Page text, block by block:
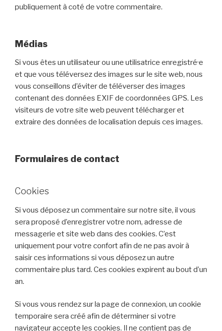
publiquement à coté de votre commentaire.
Médias
Si vous êtes un utilisateur ou une utilisatrice enregistré·e
et que vous téléversez des images sur le site web, nous
vous conseillons d’éviter de téléverser des images
contenant des données EXIF de coordonnées GPS. Les
visiteurs de votre site web peuvent télécharger et
extraire des données de localisation depuis ces images.
Formulaires de contact
Cookies
Si vous déposez un commentaire sur notre site, il vous
sera proposé d’enregistrer votre nom, adresse de
messagerie et site web dans des cookies. C’est
uniquement pour votre confort afin de ne pas avoir à
saisir ces informations si vous déposez un autre
commentaire plus tard. Ces cookies expirent au bout d’un
an.
Si vous vous rendez sur la page de connexion, un cookie
temporaire sera créé afin de déterminer si votre
navigateur accepte les cookies. Il ne contient pas de